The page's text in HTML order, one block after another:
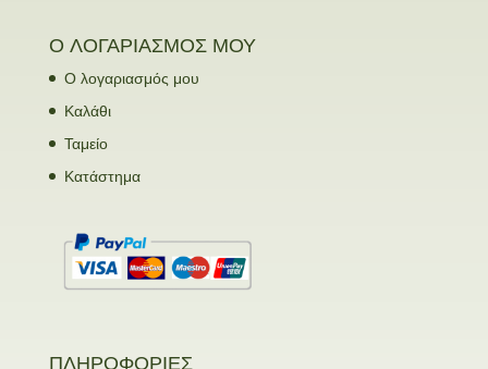
Ο ΛΟΓΑΡΙΑΣΜΟΣ ΜΟΥ
Ο λογαριασμός μου
Καλάθι
Ταμείο
Κατάστημα
ΠΛΗΡΟΦΟΡΙΕΣ